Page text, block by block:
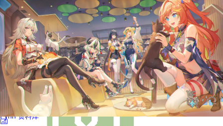
Fynn 资料库